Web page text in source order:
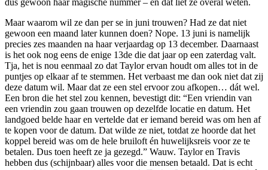
Maar waarom wil ze dan per se in juni trouwen? Had ze dat niet
gewoon een maand later kunnen doen? Nope. 13 juni is namelijk
precies zes maanden na haar verjaardag op 13 december. Daarnaast
is het ook nog eens de enige 13de die dat jaar op een zaterdag valt.
Tja, het is nou eenmaal zo dat Taylor ervan houdt om alles tot in de
puntjes op elkaar af te stemmen. Het verbaast me dan ook niet dat zij
deze datum wil. Maar dat ze een stel ervoor zou afkopen… dát wel.
Een bron die het stel zou kennen, bevestigt dit: “Een vriendin van
een vriendin zou gaan trouwen op dezelfde locatie en datum. Het
landgoed belde haar en vertelde dat er iemand bereid was om hen af
te kopen voor de datum. Dat wilde ze niet, totdat ze hoorde dat het
koppel bereid was om de hele bruiloft én huwelijksreis voor ze te
betalen. Dus toen heeft ze ja gezegd.” Wauw. Taylor en Travis
hebben dus (schijnbaar) alles voor die mensen betaald. Dat is echt